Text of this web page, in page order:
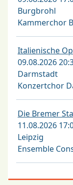
Burgbrohl
Kammerchor
Italienische
09.08.2026
Darmstadt
Konzertchor
Die Bremer
11.08.2026
Leipzig
Ensemble